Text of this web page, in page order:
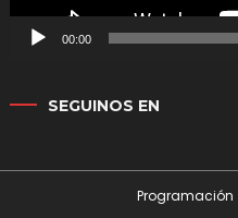
00:00
SEGUINOS EN
Programación